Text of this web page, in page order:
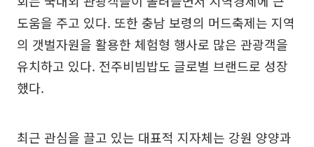
도움을 주고 있다. 또한 충남 보령의 머드축제는 지역
의 갯벌자원을 활용한 체험형 행사로 많은 관광객을
유치하고 있다. 전주비빔밥도 글로벌 브랜드로 성장
했다.
최근 관심을 끌고 있는 대표적 지자체는 강원 양양과